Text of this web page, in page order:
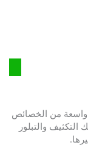
واسعة من الخصائص
والتبلور